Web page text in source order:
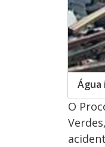
Água
O